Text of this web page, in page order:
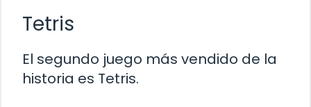
Tetris
El segundo juego más vendido de la
historia es Tetris.